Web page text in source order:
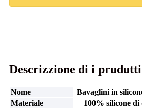
Descrizzione di i prudutti
Nome
Bavaglini in
Materiale
100% silicone